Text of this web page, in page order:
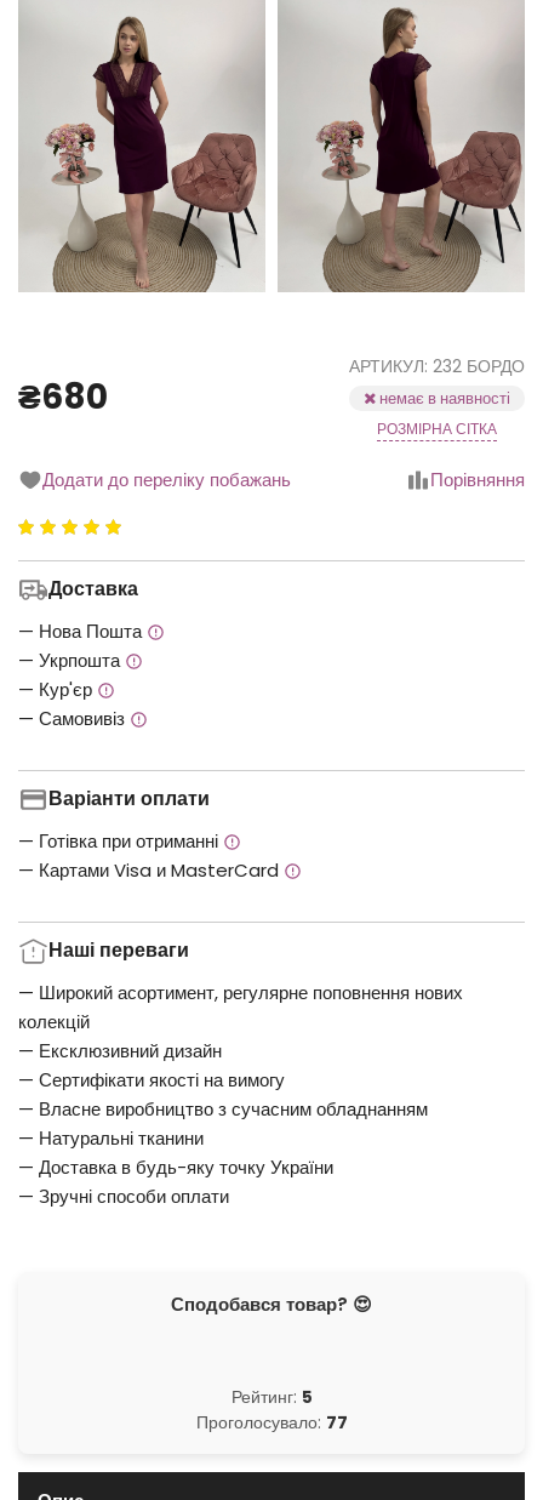
₴680
АРТИКУЛ: 232 БОРДО
немає в наявності
РОЗМІРНА СІТКА
Додати до переліку побажань Порівняння
5.00
5
Доставка
— Нова Пошта
— Укрпошта
— Кур'єр
— Самовивіз
Варіанти оплати
— Готівка при отриманні
— Картами Visa и MasterCard
Наші переваги
— Широкий асортимент, регулярне поповнення нових
колекцій
— Ексклюзивний дизайн
— Сертифікати якості на вимогу
— Власне виробництво з сучасним обладнанням
— Натуральні тканини
— Доставка в будь-яку точку України
— Зручні способи оплати
Сподобався товар? 😍
Рейтинг: 5
Проголосувало: 77